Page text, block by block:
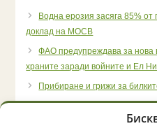
Водна ерозия засяга 85% от
доклад на МОСВ
ФАО предупреждава за нова
храните заради войните и Ел
Прибиране и грижи за